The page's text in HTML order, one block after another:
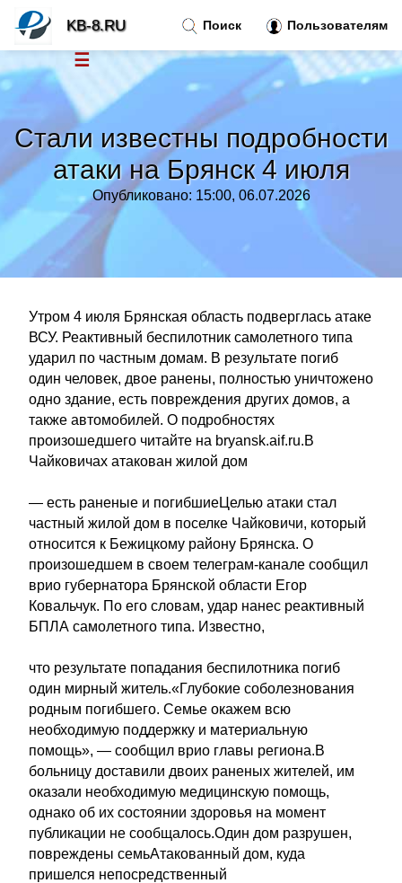
Стали известны подробности
атаки на Брянск 4 июля
Опубликовано: 15:00, 06.07.2026
Утром 4 июля Брянская область подверглась атаке
ВСУ. Реактивный беспилотник самолетного типа
ударил по частным домам. В результате погиб
один человек, двое ранены, полностью уничтожено
одно здание, есть повреждения других домов, а
также автомобилей. О подробностях
произошедшего читайте на bryansk.aif.ru.В
Чайковичах атакован жилой дом
— есть раненые и погибшиеЦелью атаки стал
частный жилой дом в поселке Чайковичи, который
относится к Бежицкому району Брянска. О
произошедшем в своем телеграм-канале сообщил
врио губернатора Брянской области Егор
Ковальчук. По его словам, удар нанес реактивный
БПЛА самолетного типа. Известно,
что результате попадания беспилотника погиб
один мирный житель.«Глубокие соболезнования
родным погибшего. Семье окажем всю
необходимую поддержку и материальную
помощь», — сообщил врио главы региона.В
больницу доставили двоих раненых жителей, им
оказали необходимую медицинскую помощь,
однако об их состоянии здоровья на момент
публикации не сообщалось.Один дом разрушен,
повреждены семьАтакованный дом, куда
пришелся непосредственный
Поиск Пользователям
KB-8.RU
☰
Новости
Тренды новостей»
Рубрики»
Контакт »